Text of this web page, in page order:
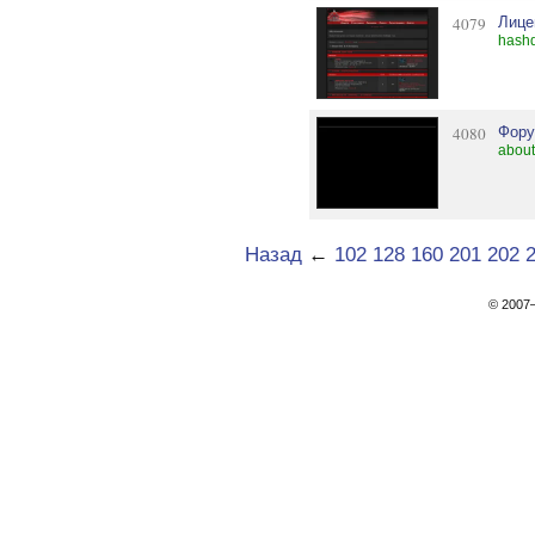
4079
4080
Назад ← 102 128 160 201 202
©